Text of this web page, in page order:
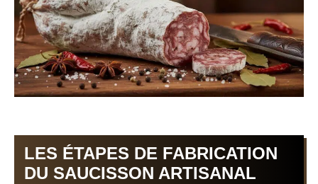
LES ÉTAPES DE FABRICATION
DU SAUCISSON ARTISANAL